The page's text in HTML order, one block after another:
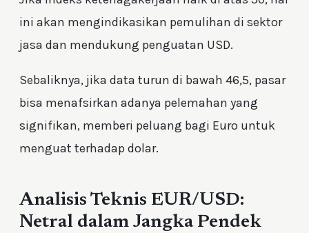
ini akan mengindikasikan pemulihan di sektor
jasa dan mendukung penguatan USD.
Sebaliknya, jika data turun di bawah 46,5, pasar
bisa menafsirkan adanya pelemahan yang
signifikan, memberi peluang bagi Euro untuk
menguat terhadap dolar.
Analisis Teknis EUR/USD:
Netral dalam Jangka Pendek